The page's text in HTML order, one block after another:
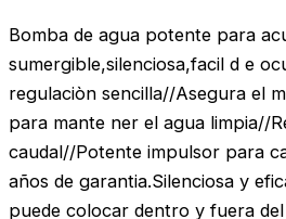
Bomba de agua potente para
sumergible,silenciosa,facil d e
regulaciòn sencilla//Asegura el
para mante ner el agua limpia//
caudal//Potente impulsor para
años de garantia.Silenciosa y
puede colocar dentro y fuera